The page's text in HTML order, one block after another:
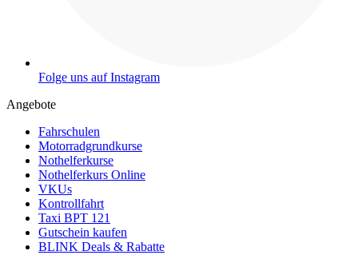
Folge uns auf Instagram
Angebote
Fahrschulen
Motorradgrundkurse
Nothelferkurse
Nothelferkurs Online
VKUs
Kontrollfahrt
Taxi BPT 121
Gutschein kaufen
BLINK Deals & Rabatte